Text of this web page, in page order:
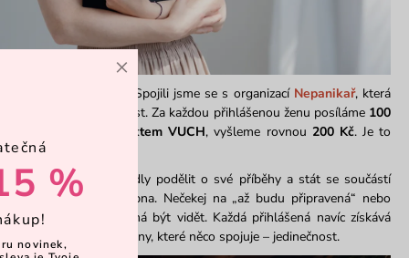
projekt hlubší smysl. Spojili jsme se s organizací Nepanikař, která
úzkosti a osamělost. Za každou přihlášenou ženu posíláme 100
s produktem VUCH, vyšleme rovnou 200 Kč. Je to
den. Nebo život.
žen
, které se rozhodly podělit o své příběhy a stát se součástí
končí už na konci srpna. Nečekej na „až budu připravená“ nebo
letosprávě Ty
, která má být vidět. Každá přihlášená navíc získává
kde se potkají ženy, které něco spojuje – jedinečnost.
×
%
novinek,